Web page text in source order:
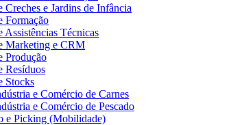
Creches e Jardins de Infância
Formação
Assistências Técnicas
Marketing e CRM
Produção
Resíduos
Stocks
e Comércio de Carnes
e Comércio de Pescado
e Picking (Mobilidade)